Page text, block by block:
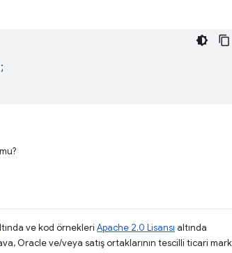
ve kod örnekleri Apache 2.0 Lisansı altında
Oracle ve/veya satış ortaklarının tescilli ticari